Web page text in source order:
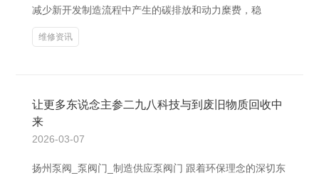
减少新开发制造流程中产生的碳排放和动力糜费，稳
维修资讯
让更多东说念主参二九八科技与到废旧物质回收中
来
2026-03-07
扬州泵阀_泵阀门_制造供应泵阀门 跟着环保理念的深切东